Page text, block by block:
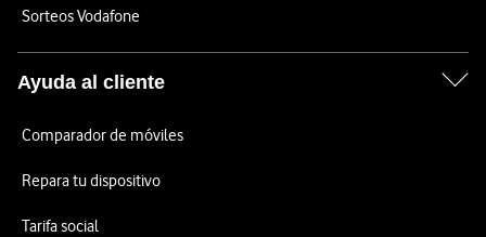
Sorteos Vodafone
Ayuda al cliente
Comparador de móviles
Repara tu dispositivo
Tarifa social